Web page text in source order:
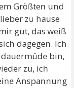
Größten und
zu hause
gut, das weiß
dagegen. Ich
bin,
zu, ich
Anspannung